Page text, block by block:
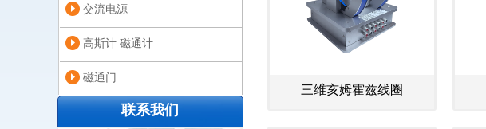
三维亥姆霍兹线圈
联系我们
交流电源
高斯计 磁通计
磁通门